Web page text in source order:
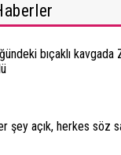
bıçaklı
şey açık, herkes söz